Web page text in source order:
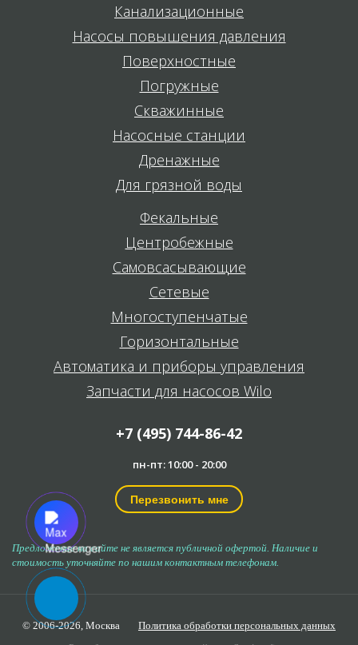
Канализационные
Насосы повышения давления
Поверхностные
Погружные
Скважинные
Насосные станции
Дренажные
Для грязной воды
Фекальные
Центробежные
Самовсасывающие
Сетевые
Многоступенчатые
Горизонтальные
Автоматика и приборы управления
Запчасти для насосов Wilo
+7 (495) 744-86-42
пн-пт: 10:00 - 20:00
Перезвонить мне
Предложение на сайте не является публичной офертой. Наличие и
стоимость уточняйте по нашим контактным телефонам.
© 2006-2026, Москва
Политика обработки персональных данных